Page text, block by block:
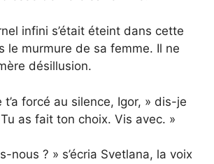
infini s’était éteint dans cette
le murmure de sa femme. Il ne
désillusion.
t’a forcé au silence, Igor, » dis-je
as fait ton choix. Vis avec. »
nous ? » s’écria Svetlana, la voix